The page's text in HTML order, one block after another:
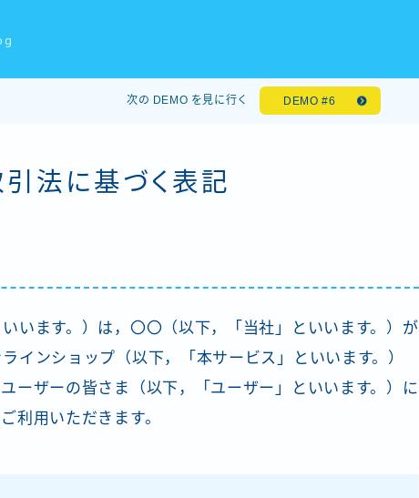
次の DEMO を見に行く DEMO #6
法に基づく表記
います。）は，〇〇（以下，「当社」といいます。）が
インショップ（以下，「本サービス」といいます。）
ーザーの皆さま（以下，「ユーザー」といいます。）に
利用いただきます。